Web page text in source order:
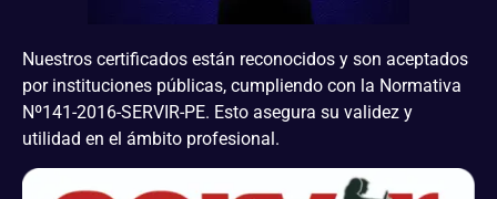
Nuestros certificados están reconocidos y son aceptados
por instituciones públicas, cumpliendo con la Normativa
Nº141-2016-SERVIR-PE. Esto asegura su validez y
utilidad en el ámbito profesional.